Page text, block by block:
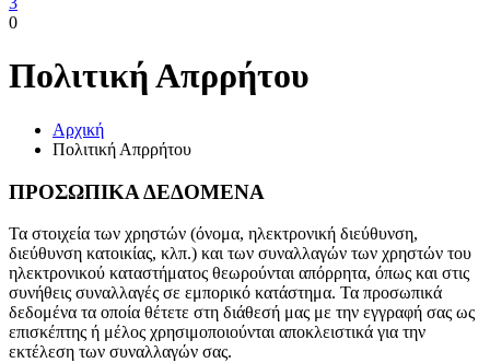
0
Πολιτική Απρρήτου
Αρχική
Πολιτική Απρρήτου
ΠΡΟΣΩΠΙΚΑ ΔΕΔΟΜΕΝΑ
Τα στοιχεία των χρηστών (όνομα, ηλεκτρονική διεύθυνση,
διεύθυνση κατοικίας, κλπ.) και των συναλλαγών των χρηστών του
ηλεκτρονικού καταστήματος θεωρούνται απόρρητα, όπως και στις
συνήθεις συναλλαγές σε εμπορικό κατάστημα. Τα προσωπικά
δεδομένα τα οποία θέτετε στη διάθεσή μας με την εγγραφή σας ως
επισκέπτης ή μέλος χρησιμοποιούνται αποκλειστικά για την
εκτέλεση των συναλλαγών σας.